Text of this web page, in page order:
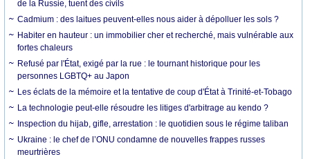
de la Russie, tuent des civils
Cadmium : des laitues peuvent-elles nous aider à dépolluer les sols ?
Habiter en hauteur : un immobilier cher et recherché, mais vulnérable aux
fortes chaleurs
Refusé par l'État, exigé par la rue : le tournant historique pour les
personnes LGBTQ+ au Japon
Les éclats de la mémoire et la tentative de coup d'État à Trinité-et-Tobago
La technologie peut-elle résoudre les litiges d'arbitrage au kendo ?
Inspection du hijab, gifle, arrestation : le quotidien sous le régime taliban
Ukraine : le chef de l’ONU condamne de nouvelles frappes russes
meurtrières